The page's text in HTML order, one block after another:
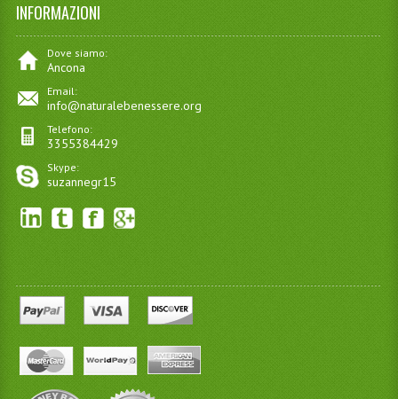
INFORMAZIONI
Dove siamo:
Ancona
Email:
info@naturalebenessere.org
Telefono:
3355384429
Skype:
suzannegr15